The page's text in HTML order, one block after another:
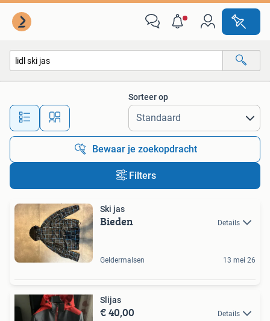
Alle afstanden…
Sorteer op
Bewaar je zoekopdracht
Filters
Ski jas
Bieden Details
Geldermalsen 13 mei 26
Slijas
€ 40,00 Details